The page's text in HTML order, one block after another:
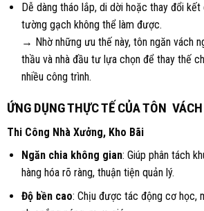
Dễ dàng tháo lắp, di dời hoặc thay đổi
tường gạch không thể làm được.
→ Nhờ những ưu thế này, tôn ngăn vách
thầu và nhà đầu tư lựa chọn để thay thế
nhiều công trình.
ỨNG DỤNG THỰC TẾ CỦA TÔN VÁCH
Thi Công Nhà Xưởng, Kho Bãi
Ngăn chia không gian: Giúp phân tách
hàng hóa rõ ràng, thuận tiện quản lý.
Độ bền cao: Chịu được tác động cơ học,